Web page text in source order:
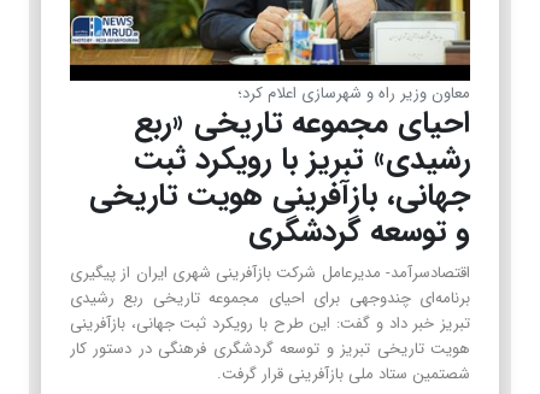
معاون وزیر راه و شهرسازی اعلام کرد؛
احیای مجموعه تاریخی «ربع
رشیدی» تبریز با رویکرد ثبت
جهانی، بازآفرینی هویت تاریخی
و توسعه گردشگری
اقتصادسرآمد- مدیرعامل شرکت بازآفرینی شهری ایران از پیگیری
برنامه‌ای چندوجهی برای احیای مجموعه تاریخی ربع رشیدی
تبریز خبر داد و گفت: این طرح با رویکرد ثبت جهانی، بازآفرینی
هویت تاریخی تبریز و توسعه گردشگری فرهنگی در دستور کار
شصتمین ستاد ملی بازآفرینی قرار گرفت.